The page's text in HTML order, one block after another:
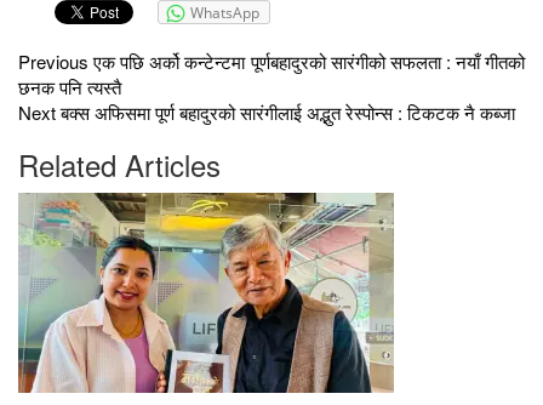
WhatsApp
Previousएक पछि अर्को कन्टेन्टमा पूर्णबहादुरको सारंगीको सफलता : नयाँ गीतको
छनक पनि त्यस्तै
Nextबक्स अफिसमा पूर्ण बहादुरको सारंगीलाई अद्भुत रेस्पोन्स : टिकटक नै कब्जा
Related Articles